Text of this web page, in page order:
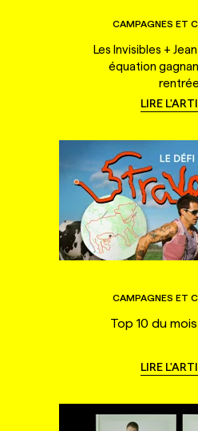
CAMPAGNES ET
Les Invisibles +
équation
rentrée
LIRE
CAMPAGNES ET
Top 10 du
LIRE